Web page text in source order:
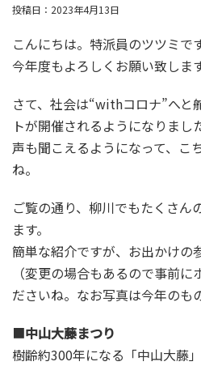
投稿日： 2023年4月13日
こんにちは。特派員のツツミです
今年度もよろしくお願い致しま
さて、社会は“withコロナ”へと
トが開催されるようになりまし
声も聞こえるようになって、こ
ね。
ご覧の通り、柳川でもたくさん
ます。
簡単な紹介ですが、お出かけの
（変更の場合もあるので事前
ださいね。なお写真は今年のも
■中山大藤まつり
樹齢約300年になる「中山大藤